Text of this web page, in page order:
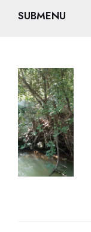
SUBMENU